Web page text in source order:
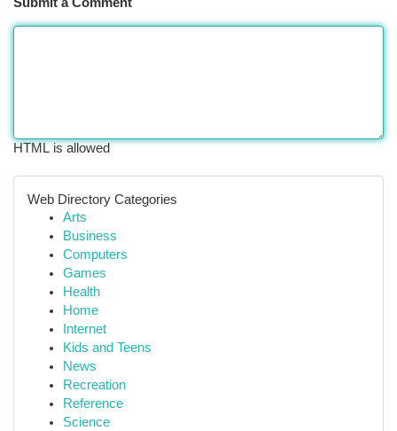
HTML is allowed
Web Directory Categories
Arts
Business
Computers
Games
Health
Home
Internet
Kids and Teens
News
Recreation
Reference
Science